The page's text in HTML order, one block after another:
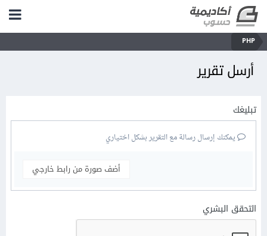
PHP
أرسل تقرير
تبليغك
يمكنك إرسال رسالة مع التقرير بشكل اختياري
أضف صورة من رابط خارجي
التحقق البشري